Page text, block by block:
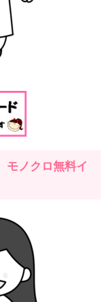
ノクロ無料イ